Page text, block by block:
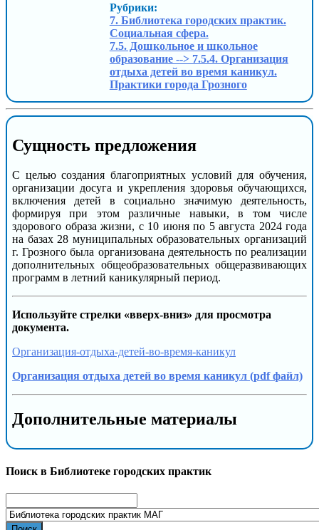
Рубрики:
7. Библиотека городских практик.
Социальная сфера.
7.5. Дошкольное и школьное
образование --> 7.5.4. Организация
отдыха детей во время каникул.
Практики города Грозного
Сущность предложения
С целью создания благоприятных условий для обучения,
организации досуга и укрепления здоровья обучающихся,
включения детей в социально значимую деятельность,
формируя при этом различные навыки, в том числе
здорового образа жизни, с 10 июня по 5 августа 2024 года
на базах 28 муниципальных образовательных организаций
г. Грозного была организована деятельность по реализации
дополнительных общеобразовательных общеразвивающих
программ в летний каникулярный период.
Используйте стрелки «вверх-вниз» для просмотра
документа.
Организация-отдыха-детей-во-время-каникул
Организация отдыха детей во время каникул (pdf файл)
Дополнительные материалы
Поиск в Библиотеке городских практик
for: